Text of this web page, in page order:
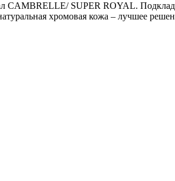
CAMBRELLE/ SUPER ROYAL.
хромовая кожа – лучшее